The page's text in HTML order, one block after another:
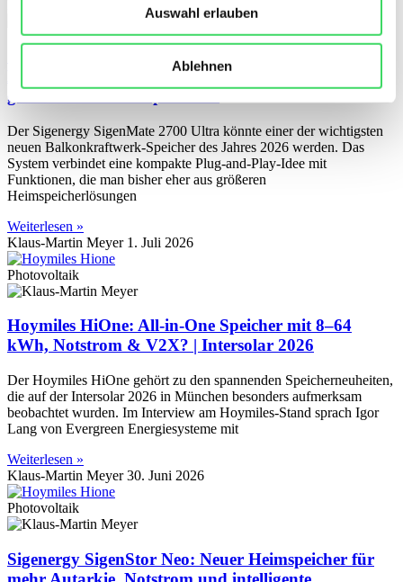
Auswahl erlauben
Ablehnen
Sigenergy SigenMate 2700 Ultra: Neuer
Balkonkraftwerk-Speicher mit KI, 4 MPPT und
großem Wachstumspotenzial
Der Sigenergy SigenMate 2700 Ultra könnte einer der wichtigsten
neuen Balkonkraftwerk-Speicher des Jahres 2026 werden. Das
System verbindet eine kompakte Plug-and-Play-Idee mit
Funktionen, die man bisher eher aus größeren
Heimspeicherlösungen
Weiterlesen »
Klaus-Martin Meyer 1. Juli 2026
Photovoltaik
Hoymiles HiOne: All-in-One Speicher mit 8–64
kWh, Notstrom & V2X? | Intersolar 2026
Der Hoymiles HiOne gehört zu den spannenden Speicherneuheiten,
die auf der Intersolar 2026 in München besonders aufmerksam
beobachtet wurden. Im Interview am Hoymiles-Stand sprach Igor
Lang von Evergreen Energiesysteme mit
Weiterlesen »
Klaus-Martin Meyer30. Juni 2026
Photovoltaik
Sigenergy SigenStor Neo: Neuer Heimspeicher für